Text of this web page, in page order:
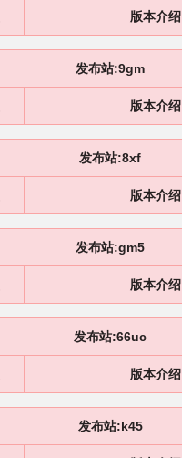
版本介绍
发布站:9gm
版本介绍
发布站:8xf
版本介绍
发布站:gm5
版本介绍
发布站:66uc
版本介绍
发布站:k45